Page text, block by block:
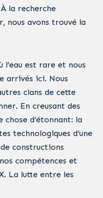
la recherche
nous avons trouvé la
l’eau est rare et nous
arrivés ici. Nous
clans de cette
En creusant des
chose d’étonnant: la
technologiques d’une
constructions
compétences et
La lutte entre les